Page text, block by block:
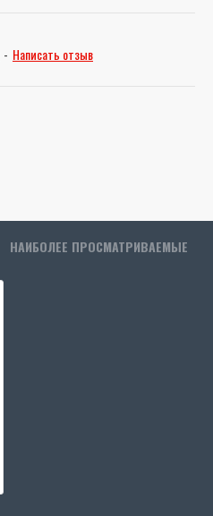
- Написать отзыв
НАИБОЛЕЕ ПРОСМАТРИВАЕМЫЕ